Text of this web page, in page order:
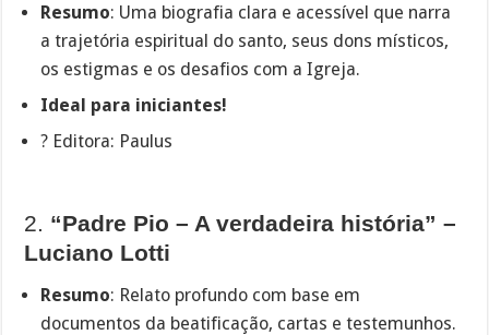
Resumo: Uma biografia clara e acessível que narra
a trajetória espiritual do santo, seus dons místicos,
os estigmas e os desafios com a Igreja.
Ideal para iniciantes!
? Editora: Paulus
2. “Padre Pio – A verdadeira história” –
Luciano Lotti
Resumo: Relato profundo com base em
documentos da beatificação, cartas e testemunhos.